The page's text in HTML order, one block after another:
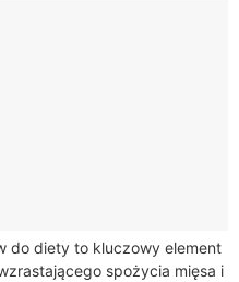
do diety to kluczowy element
spożycia mięsa i